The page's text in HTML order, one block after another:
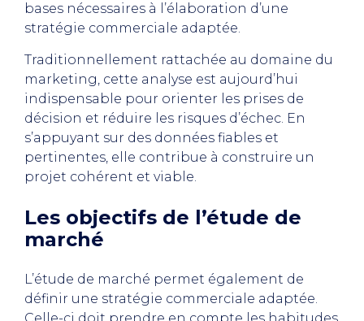
bases nécessaires à l’élaboration d’une
stratégie commerciale adaptée.
Traditionnellement rattachée au domaine du
marketing, cette analyse est aujourd’hui
indispensable pour orienter les prises de
décision et réduire les risques d’échec. En
s’appuyant sur des données fiables et
pertinentes, elle contribue à construire un
projet cohérent et viable.
Les objectifs de l’étude de
marché
L’étude de marché permet également de
définir une stratégie commerciale adaptée.